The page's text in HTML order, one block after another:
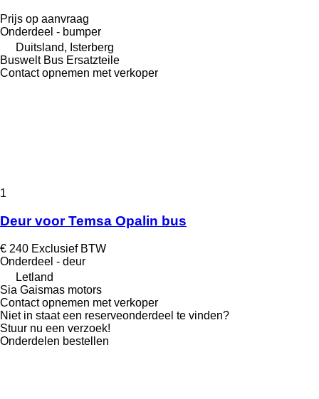
Prijs op aanvraag
Onderdeel - bumper
Duitsland, Isterberg
Buswelt Bus Ersatzteile
Contact opnemen met verkoper
1
Deur voor Temsa Opalin bus
€ 240 Exclusief BTW
Onderdeel - deur
Letland
Sia Gaismas motors
Contact opnemen met verkoper
Niet in staat een reserveonderdeel te vinden?
Stuur nu een verzoek!
Onderdelen bestellen